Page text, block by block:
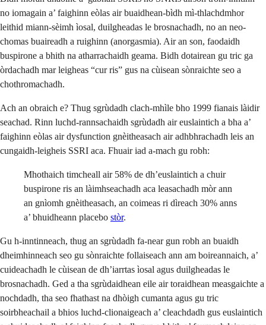
no iomagain a’ faighinn eòlas air buaidhean-bìdh mì-thlachdmhor
leithid miann-sèimh ìosal, duilgheadas le brosnachadh, no an neo-
chomas buaireadh a ruighinn (anorgasmia). Air an son, faodaidh
buspirone a bhith na atharrachaidh geama. Bidh dotairean gu tric ga
òrdachadh mar leigheas “cur ris” gus na cùisean sònraichte seo a
chothromachadh.
Ach an obraich e? Thug sgrùdadh clach-mhìle bho 1999 fianais làidir
seachad. Rinn luchd-rannsachaidh sgrùdadh air euslaintich a bha a’
faighinn eòlas air dysfunction gnèitheasach air adhbhrachadh leis an
cungaidh-leigheis SSRI aca. Fhuair iad a-mach gu robh:
Mhothaich timcheall air 58% de dh’euslaintich a chuir
buspirone ris an làimhseachadh aca leasachadh mòr ann
an gnìomh gnèitheasach, an coimeas ri dìreach 30% anns
a’ bhuidheann placebo stòr.
Gu h-inntinneach, thug an sgrùdadh fa-near gun robh an buaidh
dheimhinneach seo gu sònraichte follaiseach ann am boireannaich, a’
cuideachadh le cùisean de dh’iarrtas ìosal agus duilgheadas le
brosnachadh. Ged a tha sgrùdaidhean eile air toraidhean measgaichte a
nochdadh, tha seo fhathast na dhòigh cumanta agus gu tric
soirbheachail a bhios luchd-clionaigeach a’ cleachdadh gus euslaintich